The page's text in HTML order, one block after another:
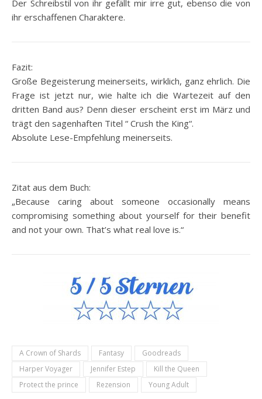
Der Schreibstil von ihr gefällt mir irre gut, ebenso die von
ihr erschaffenen Charaktere.
Fazit:
Große Begeisterung meinerseits, wirklich, ganz ehrlich. Die
Frage ist jetzt nur, wie halte ich die Wartezeit auf den
dritten Band aus? Denn dieser erscheint erst im März und
trägt den sagenhaften Titel “ Crush the King“.
Absolute Lese-Empfehlung meinerseits.
Zitat aus dem Buch:
„Because caring about someone occasionally means
compromising something about yourself for their benefit
and not your own. That’s what real love is.“
A Crown of Shards Fantasy
Goodreads
Harper Voyager
Jennifer Estep
Kill the Queen
Protect the prince
Rezension Young Adult